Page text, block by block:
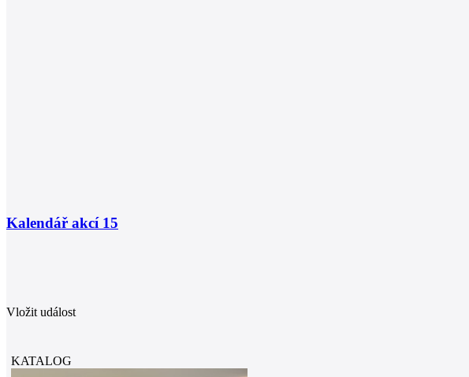
Kalendář akcí 15
Vložit událost
KATALOG